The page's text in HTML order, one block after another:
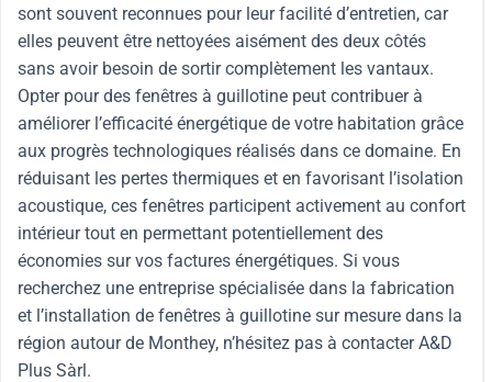
sont souvent reconnues pour leur facilité d’entretien, car
elles peuvent être nettoyées aisément des deux côtés
sans avoir besoin de sortir complètement les vantaux.
Opter pour des fenêtres à guillotine peut contribuer à
améliorer l’efficacité énergétique de votre habitation grâce
aux progrès technologiques réalisés dans ce domaine. En
réduisant les pertes thermiques et en favorisant l’isolation
acoustique, ces fenêtres participent activement au confort
intérieur tout en permettant potentiellement des
économies sur vos factures énergétiques. Si vous
recherchez une entreprise spécialisée dans la fabrication
et l’installation de fenêtres à guillotine sur mesure dans la
région autour de Monthey, n’hésitez pas à contacter A&D
Plus Sàrl.